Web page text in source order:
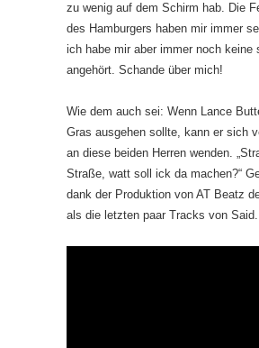
zu wenig auf dem Schirm hab. Die
des Hamburgers haben mir immer
ich habe mir aber immer noch keine
angehört. Schande über mich!
Wie dem auch sei: Wenn Lance
Gras ausgehen sollte, kann er sich
an diese beiden Herren wenden.
Straße, watt soll ick da machen?“
dank der Produktion von AT Beatz
als die letzten paar Tracks von Said.